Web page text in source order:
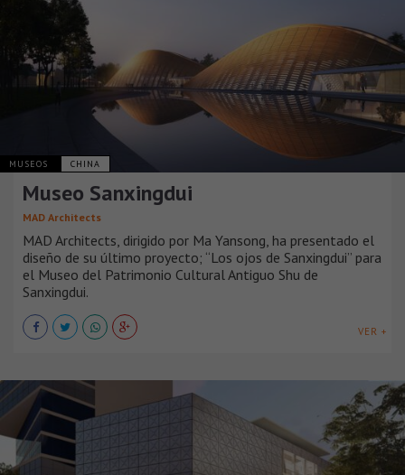
MUSEOS CHINA
Museo Sanxingdui
MAD Architects
MAD Architects, dirigido por Ma Yansong, ha presentado el
diseño de su último proyecto; “Los ojos de Sanxingdui” para
el Museo del Patrimonio Cultural Antiguo Shu de
Sanxingdui.
VER +